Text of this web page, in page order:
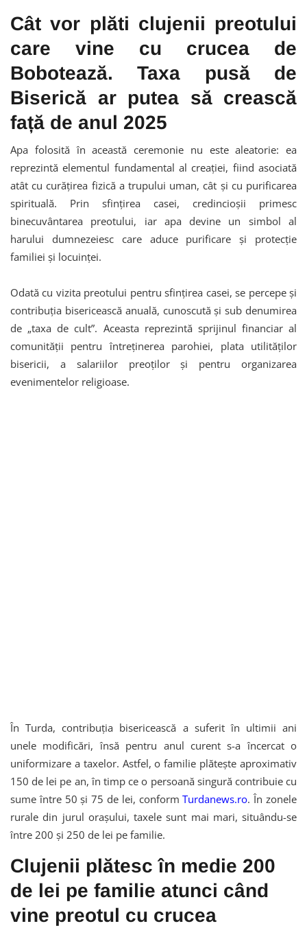
Cât vor plăti clujenii preotului
care vine cu crucea de
Bobotează. Taxa pusă de
Biserică ar putea să crească
față de anul 2025
Apa folosită în această ceremonie nu este aleatorie: ea
reprezintă elementul fundamental al creației, fiind asociată
atât cu curățirea fizică a trupului uman, cât și cu purificarea
spirituală. Prin sfințirea casei, credincioșii primesc
binecuvântarea preotului, iar apa devine un simbol al
harului dumnezeiesc care aduce purificare și protecție
familiei și locuinței.
Odată cu vizita preotului pentru sfințirea casei, se percepe și
contribuția bisericească anuală, cunoscută și sub denumirea
de „taxa de cult”. Aceasta reprezintă sprijinul financiar al
comunității pentru întreținerea parohiei, plata utilităților
bisericii, a salariilor preoților și pentru organizarea
evenimentelor religioase.
În Turda, contribuția bisericească a suferit în ultimii ani
unele modificări, însă pentru anul curent s-a încercat o
uniformizare a taxelor. Astfel, o familie plătește aproximativ
150 de lei pe an, în timp ce o persoană singură contribuie cu
sume între 50 și 75 de lei, conformTurdanews.ro. În zonele
rurale din jurul orașului, taxele sunt mai mari, situându-se
între 200 și 250 de lei pe familie.
Clujenii plătesc în medie 200
de lei pe familie atunci când
vine preotul cu crucea